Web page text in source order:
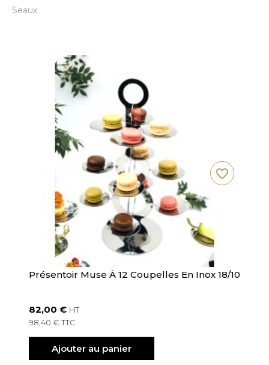
Seaux
Présentoir Muse À 12 Coupelles En Inox 18/10
82,00 € HT
98,40 € TTC
Ajouter au panier
favorite_border